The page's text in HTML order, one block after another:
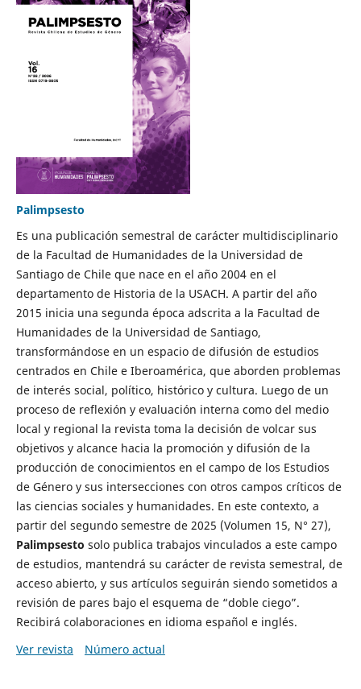
Palimpsesto
Es una publicación semestral de carácter multidisciplinario
de la Facultad de Humanidades de la Universidad de
Santiago de Chile que nace en el año 2004 en el
departamento de Historia de la USACH. A partir del año
2015 inicia una segunda época adscrita a la Facultad de
Humanidades de la Universidad de Santiago,
transformándose en un espacio de difusión de estudios
centrados en Chile e Iberoamérica, que aborden problemas
de interés social, político, histórico y cultura. Luego de un
proceso de reflexión y evaluación interna como del medio
local y regional la revista toma la decisión de volcar sus
objetivos y alcance hacia la promoción y difusión de la
producción de conocimientos en el campo de los Estudios
de Género y sus intersecciones con otros campos críticos de
las ciencias sociales y humanidades. En este contexto, a
partir del segundo semestre de 2025 (Volumen 15, N° 27),
Palimpsesto solo publica trabajos vinculados a este campo
de estudios, mantendrá su carácter de revista semestral, de
acceso abierto, y sus artículos seguirán siendo sometidos a
revisión de pares bajo el esquema de “doble ciego”.
Recibirá colaboraciones en idioma español e inglés.
Ver revista
Número actual